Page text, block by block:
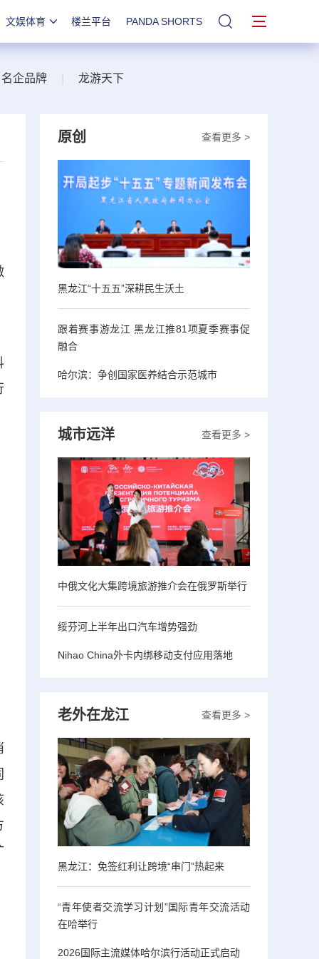
文娱体育 楼兰平台 PANDA SHORTS 站内搜索
名企品牌 龙游天下
查看更多 >
原创
黑龙江“十五五”深耕民生沃土
跟着赛事游龙江 黑龙江推81项夏季赛事促
融合
哈尔滨：争创国家医养结合示范城市
查看更多 >
城市远洋
中俄文化大集跨境旅游推介会在俄罗斯举行
绥芬河上半年出口汽车增势强劲
Nihao China外卡内绑移动支付应用落地
查看更多 >
老外在龙江
黑龙江：免签红利让跨境“串门”热起来
“青年使者交流学习计划”国际青年交流活动
在哈举行
2026国际主流媒体哈尔滨行活动正式启动